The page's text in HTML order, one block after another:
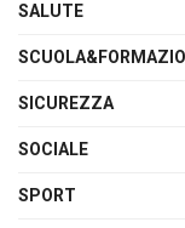
SALUTE
SICUREZZA
SOCIALE
SPORT